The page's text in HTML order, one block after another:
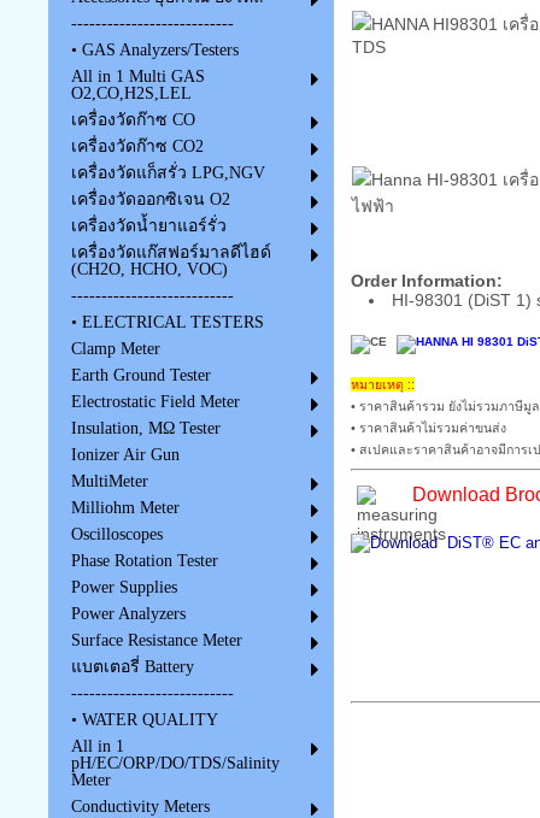
---------------------------
• GAS Analyzers/Testers
All in 1 Multi GAS
O2,CO,H2S,LEL
เครื่องวัดก๊าซ CO
เครื่องวัดก๊าซ CO2
เครื่องวัดแก็สรั่ว LPG,NGV
เครื่องวัดออกซิเจน O2
เครื่องวัดน้ำยาแอร์รั่ว
เครื่องวัดแก๊สฟอร์มาลดีไฮด์
(CH2O, HCHO, VOC)
---------------------------
• ELECTRICAL TESTERS
Clamp Meter
Earth Ground Tester
Electrostatic Field Meter
Insulation, MΩ Tester
Ionizer Air Gun
MultiMeter
Milliohm Meter
Oscilloscopes
Phase Rotation Tester
Power Supplies
Power Analyzers
Surface Resistance Meter
แบตเตอรี่ Battery
---------------------------
• WATER QUALITY
All in 1
pH/EC/ORP/DO/TDS/Salinity
Meter
Conductivity Meters
Order Information:
HI-98301 (DiST 1)
หมายเหตุ ::
• ราคาสินค้ารวม ยังไม่รวมภาษีมู
• ราคาสินค้าไม่รวมค่าขนส่ง
• สเปคและราคาสินค้าอาจมีการ
Download
DiST® EC